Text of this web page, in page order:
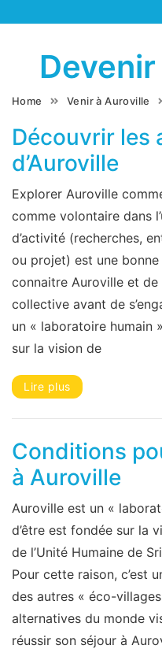
to
Home Venir à Auroville
Découvrir les
d’Auroville
Explorer Auroville
comme volontaire dans
d’activité (recherches,
ou projet) est une bonne
connaitre Auroville et de
collective avant de
un « laboratoire humain
sur la vision de
Lire plus
Conditions
à Auroville
Auroville est un «
d’être est fondée sur la
de l’Unité Humaine de
Pour cette raison, c’est
des autres « éco-
alternatives du monde
réussir son séjour à